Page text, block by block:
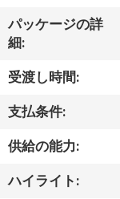
ち
に
つ
い
て
パッケージの詳
細:
受渡し時間:
支払条件:
供給の能力:
ハイライト: